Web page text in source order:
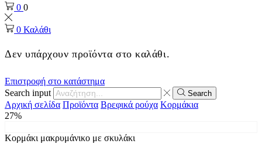
0 0
0 Καλάθι
Δεν υπάρχουν προϊόντα στο καλάθι.
Επιστροφή στο κατάστημα
Search input
Search
Αρχική σελίδα Προϊόντα Βρεφικά ρούχα Κορμάκια
27%
Κορμάκι μακρυμάνικο με σκυλάκι